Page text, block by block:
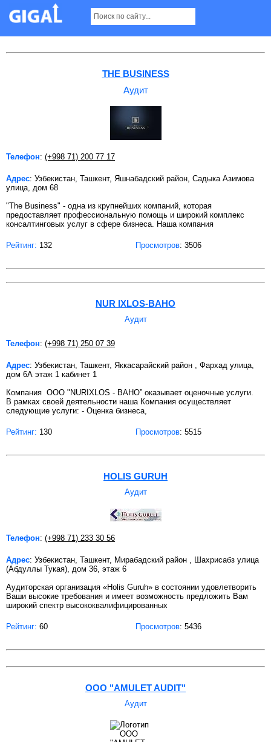
Аудит в Ташкенте
THE BUSINESS
Аудит
Телефон: (+998 71) 200 77 17
Адрес: Узбекистан, Ташкент, Яшнабадский район, Садыка Азимова
улица, дом 68
"The Business" - одна из крупнейших компаний, которая
предоставляет профессиональную помощь и широкий комплекс
консалтинговых услуг в сфере бизнеса. Наша компания
Рейтинг: 132 Просмотров: 3506
NUR IXLOS-BAHO
Аудит
Телефон: (+998 71) 250 07 39
Адрес: Узбекистан, Ташкент, Яккасарайский район , Фархад улица,
дом 6А этаж 1 кабинет 1
Компания OOO "NURIXLOS - BAHO” оказывает оценочные услуги.
В рамках своей деятельности наша Компания осуществляет
следующие услуги: - Оценка бизнеса,
Рейтинг: 130 Просмотров: 5515
HOLIS GURUH
Аудит
Телефон: (+998 71) 233 30 56
Адрес: Узбекистан, Ташкент, Мирабадский район , Шахрисабз улица
(Абдуллы Тукая), дом 36, этаж 6
Аудиторская организация «Holis Guruh» в состоянии удовлетворить
Ваши высокие требования и имеет возможность предложить Вам
широкий спектр высококвалифицированных
Рейтинг: 60 Просмотров: 5436
ООО "AMULET AUDIT"
Аудит